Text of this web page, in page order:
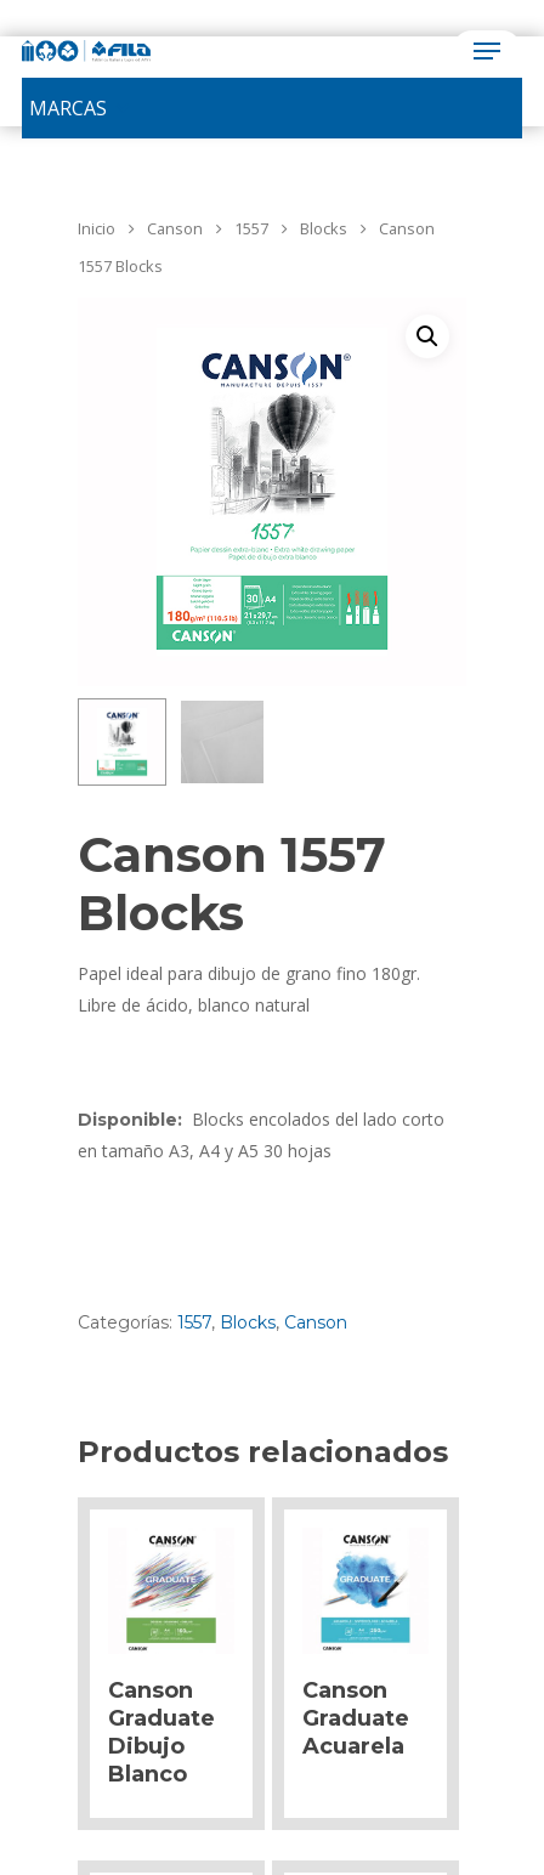
MARCAS
Inicio Canson 1557 Blocks
Canson
1557 Blocks
Canson 1557
Blocks
Papel ideal para dibujo de grano fino 180gr.
Libre de ácido, blanco natural
Disponible: Blocks encolados del lado corto
en tamaño A3, A4 y A5 30 hojas
Categorías: 1557, Blocks, Canson
Productos relacionados
Canson
Graduate
Dibujo
Blanco
Canson
Graduate
Acuarela